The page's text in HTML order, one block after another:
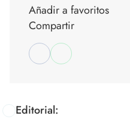
Editorial:
Añadir a favoritos
Compartir